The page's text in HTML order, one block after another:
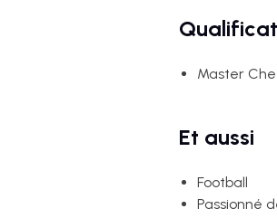
Master
Et aussi
Football
Passionné